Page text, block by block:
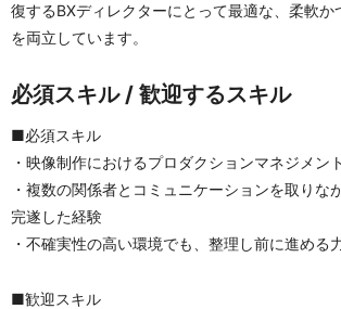
復するBXディレクターにとって最適な、柔軟か
を両立しています。
必須スキル / 歓迎するスキル
■必須スキル
・映像制作におけるプロダクションマネジメン
・複数の関係者とコミュニケーションを取りな
完遂した経験
・不確実性の高い環境でも、整理し前に進める
■歓迎スキル